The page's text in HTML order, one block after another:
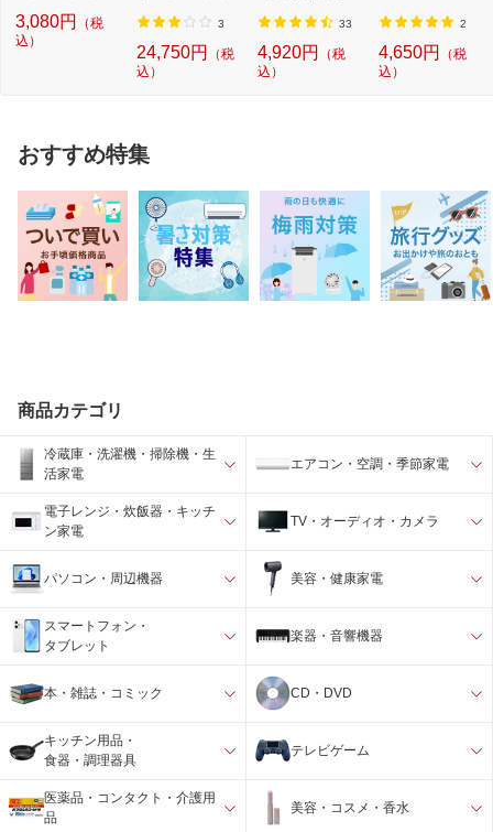
ト...
3,080円
（税
込）
3
24,750円
（税
込）
40...
33
4,920円
（税
込）
2
4,650円
（税
込）
おすすめ特集
商品カテゴリ
冷蔵庫・洗濯機・掃除機・生
活家電
エアコン・空調・季節家電
電子レンジ・炊飯器・キッチ
ン家電
TV・オーディオ・カメラ
パソコン・周辺機器 美容・健康家電
スマートフォン・
タブレット
楽器・音響機器
本・雑誌・コミック CD・DVD
キッチン用品・
食器・調理器具
テレビゲーム
医薬品・コンタクト・介護用
品
美容・コスメ・香水